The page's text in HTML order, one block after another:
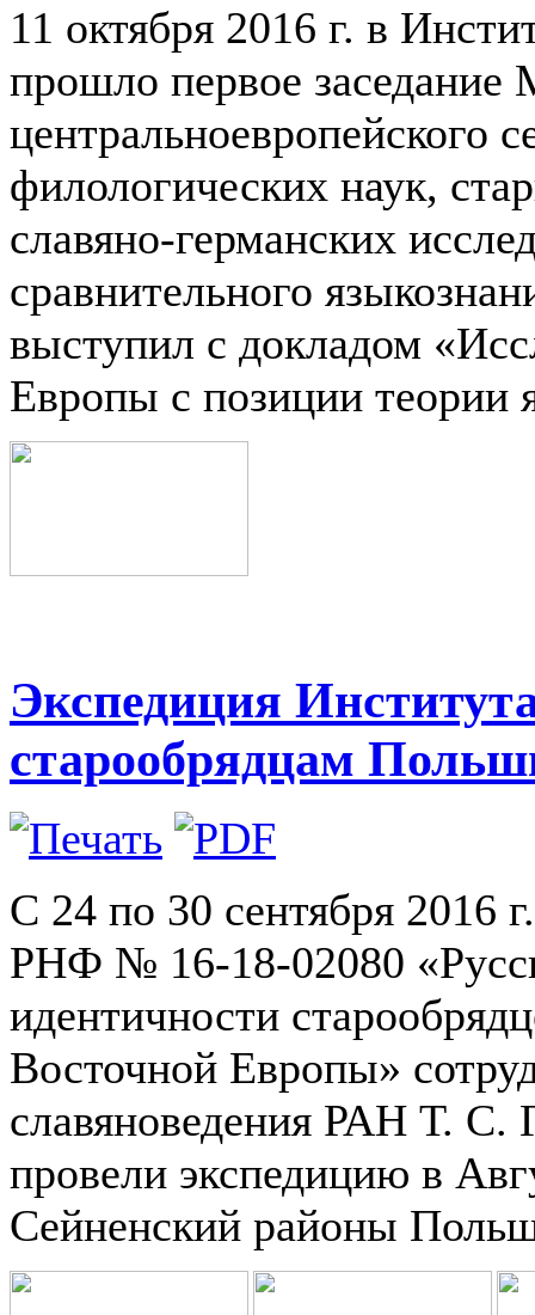
11 октября 2016 г. в
прошло первое
центральноевропейского
филологических наук,
славяно-германских
сравнительного
выступил с докладом
Европы с позиции теории
Экспедиция
старообрядцам
С 24 по 30 сентября 2016
РНФ № 16-18-02080
идентичности
Восточной Европы»
славяноведения РАН Т.
провели экспедицию в
Сейненский районы